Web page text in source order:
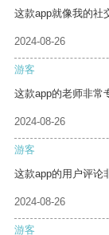
这款app就像我的社
2024-08-26
游客
这款app的老师非常
2024-08-26
游客
这款app的用户评论
2024-08-26
游客